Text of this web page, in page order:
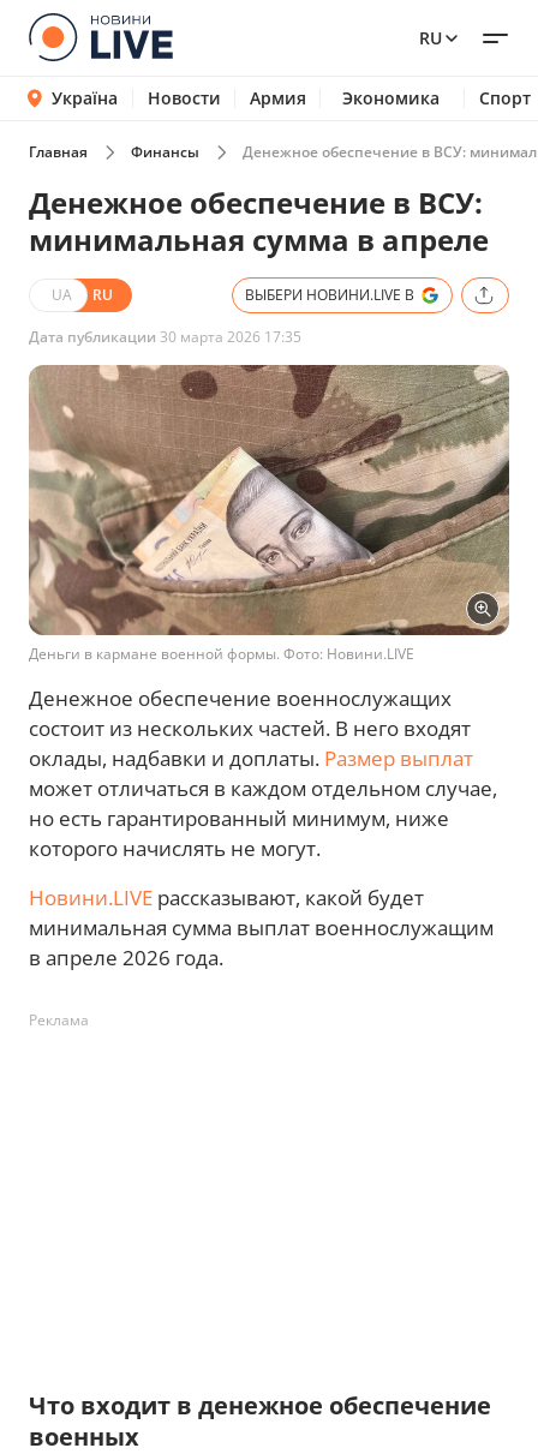
RU
Україна Новости Армия Экономика Спорт
Главная Финансы Денежное обеспечение в ВСУ:
Денежное обеспечение в ВСУ:
минимальная сумма в апреле
UA RU ВЫБЕРИ НОВИНИ.LIVE В
Дата публикации 30 марта 2026 17:35
Деньги в кармане военной формы. Фото: Новини.LIVE
Денежное обеспечение военнослужащих
состоит из нескольких частей. В него входят
оклады, надбавки и доплаты. Размер выплат
может отличаться в каждом отдельном случае,
но есть гарантированный минимум, ниже
которого начислять не могут.
Новини.LIVE рассказывают, какой будет
минимальная сумма выплат военнослужащим
в апреле 2026 года.
Реклама
Что входит в денежное обеспечение
военных